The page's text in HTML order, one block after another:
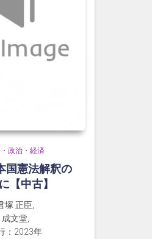
政治・経済
国憲法解釈の
【中古】
塚 正臣,
成文堂,
：2023年